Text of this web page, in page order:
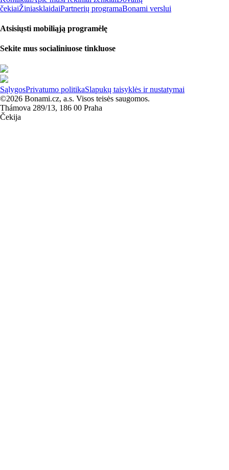
čekiaiŽiniasklaidaiPartnerių programaBonami verslui
Atsisiųsti mobiliąją programėlę
Sekite mus socialiniuose tinkluose
SąlygosPrivatumo politikaSlapukų taisyklės ir nustatymai
©2026 Bonami.cz, a.s. Visos teisės saugomos.
Thámova 289/13, 186 00 Praha
Čekija